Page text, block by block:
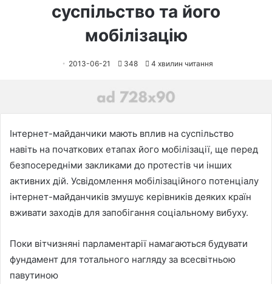
суспільство та його
мобілізацію
2013-06-21 348 4 хвилин читання
Інтернет-майданчики мають вплив на суспільство
навіть на початкових етапах його мобілізації, ще перед
безпосередніми закликами до протестів чи інших
активних дій. Усвідомлення мобілізаційного потенціалу
інтернет-майданчиків змушує керівників деяких країн
вживати заходів для запобігання соціальному вибуху.
Поки вітчизняні парламентарії намагаються будувати
фундамент для тотального нагляду за всесвітньою
павутиною